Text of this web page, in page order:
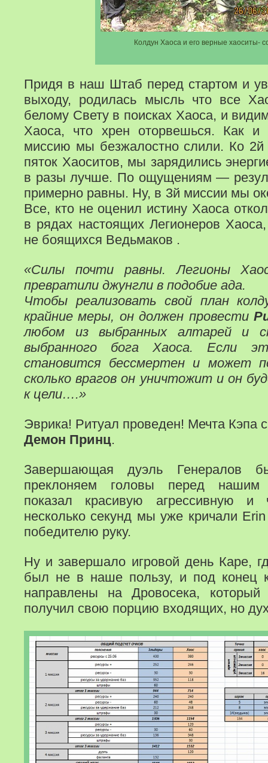
Колдун Хаоса и его верные хаоситы-
Придя в наш Штаб перед стартом и
выходу, родилась мысль что все
белому Свету в поисках Хаоса, и
Хаоса, что хрен оторвешься. Как
миссию мы безжалостно слили. Ко 2й
пяток Хаоситов, мы зарядились
в разы лучше. По ощущениям —
примерно равны. Ну, в 3й миссии мы
Все, кто не оценил истину Хаоса
в рядах настоящих Легионеров
не боящихся Ведьмаков .
«Силы почти равны. Легионы
превратили джунгли в подобие ада.
Чтобы реализовать свой план
крайние меры, он должен провести
любом из выбранных алтарей и
выбранного бога Хаоса. Если
становится бессмертен и может
сколько врагов он уничтожит и он
к цели….»
Эврика! Ритуал проведен! Мечта Кэпа
Демон Принц.
Завершающая дуэль Генералов
преклоняем головы перед нашим
показал красивую агрессивную и
несколько секунд мы уже кричали
победителю руку.
Ну и завершало игровой день Каре,
был не в наше пользу, и под конец
направлены на Дровосека,
получил свою порцию входящих, но